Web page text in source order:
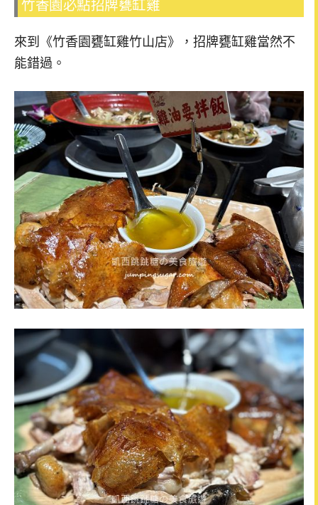
竹香園必點招牌甕缸雞
來到《竹香園甕缸雞竹山店》，招牌甕缸雞當然不
能錯過。